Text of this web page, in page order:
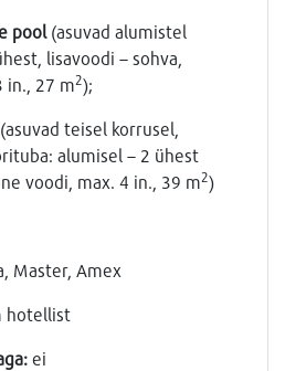
pool (asuvad alumistel
lisavoodi – sohva,
in., 27 m2);
(asuvad teisel korrusel,
alumisel – 2 ühest
voodi, max. 4 in., 39 m2)
Master, Amex
hotellist
ei